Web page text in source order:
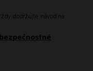
dodržujte návod na